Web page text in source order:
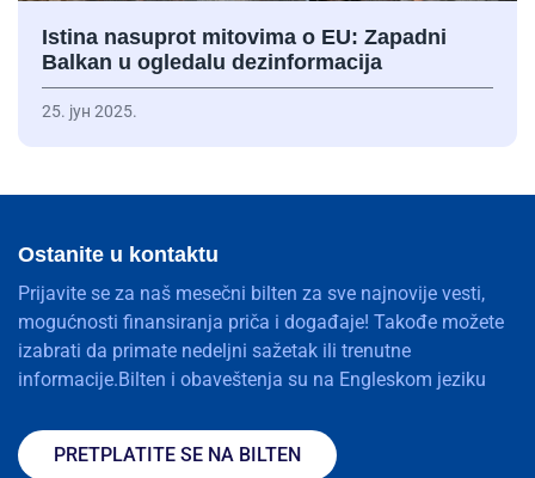
Istina nasuprot mitovima o EU: Zapadni
Balkan u ogledalu dezinformacija
25. јун 2025.
Ostanite u kontaktu
Prijavite se za naš mesečni bilten za sve najnovije vesti,
mogućnosti finansiranja priča i događaje! Takođe možete
izabrati da primate nedeljni sažetak ili trenutne
informacije.Bilten i obaveštenja su na Engleskom jeziku
PRETPLATITE SE NA BILTEN